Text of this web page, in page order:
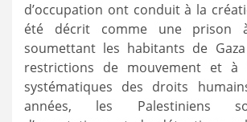
d’occupation ont conduit à la
été décrit comme une prison
soumettant les habitants de
restrictions de mouvement et à
systématiques des droits
années, les Palestiniens